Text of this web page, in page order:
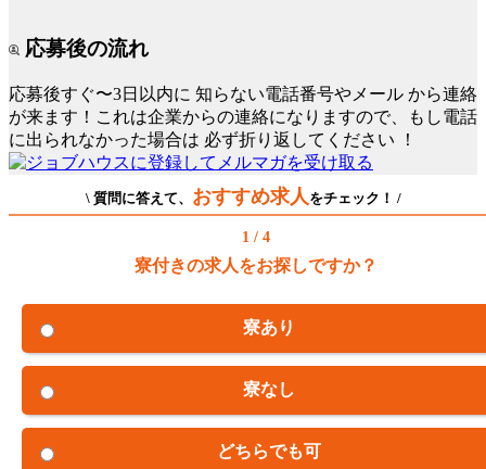
応募後の流れ
応募後すぐ〜3日以内に 知らない電話番号やメール から連絡
が来ます！これは企業からの連絡になりますので、もし電話
に出られなかった場合は 必ず折り返してください ！
\ 質問に答えて、 おすすめ求人をチェック！ /
1 / 4
寮付きの求人をお探しですか？
寮あり
寮なし
どちらでも可